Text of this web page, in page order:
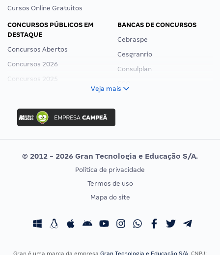
Cursos Online Gratuitos
CONCURSOS PÚBLICOS EM
DESTAQUE
Concursos Abertos
Concursos 2026
Concursos 2025
Concurso Ibama
Concurso MPU
Editais publicados
BANCAS DE CONCURSOS
Cebraspe
Cesgranrio
Consulplan
Vunesp
CONCURSOS POR PROFISSÃO
Concursos Fiscais
EXAME DE ORDEM
Calendário OAB
Veja mais
© 2012 - 2026 Gran Tecnologia e Educação S/A.
Política de privacidade
Termos de uso
Mapa do site
Gran é uma marca da empresa Gran Tecnologia e Educação S/A, CNPJ: